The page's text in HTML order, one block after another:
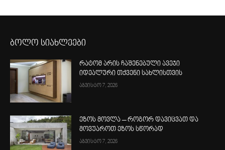
ბოლო სიახლეები
რატომ არის ჩაშენებული ავეჯი
იდეალური თქვენი სახლისთვის
აგვისტო 7, 2026
ეზოს მოვლა – როგორ დავიცვათ და
მოვუაროთ ეზოს სწორად
აგვისტო 7, 2026